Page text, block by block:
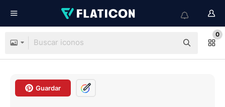
0
Guardar